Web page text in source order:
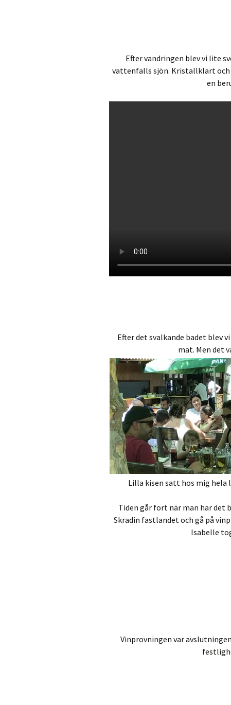
Efter vandringen blev vi lite
vattenfalls sjön. Kristallklart
en
Efter det svalkande badet blev
mat. Men det
Lilla kisen satt hos mig hela
Tiden går fort när man har
Skradin fastlandet och gå på
Isabelle
Vinprovningen var